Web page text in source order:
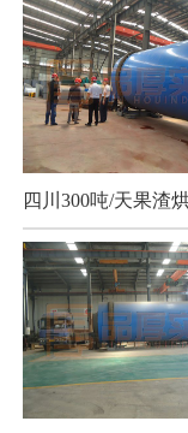
四川300吨/天果渣